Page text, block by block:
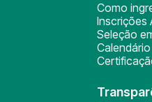
Como
Inscrições
Seleção